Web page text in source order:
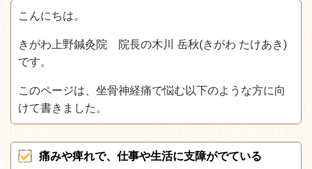
こんにちは。
きがわ上野鍼灸院 院長の木川 岳秋(きがわ たけあき)
です。
このページは、坐骨神経痛で悩む以下のような方に向
けて書きました。
痛みや痺れで、仕事や生活に支障がでている